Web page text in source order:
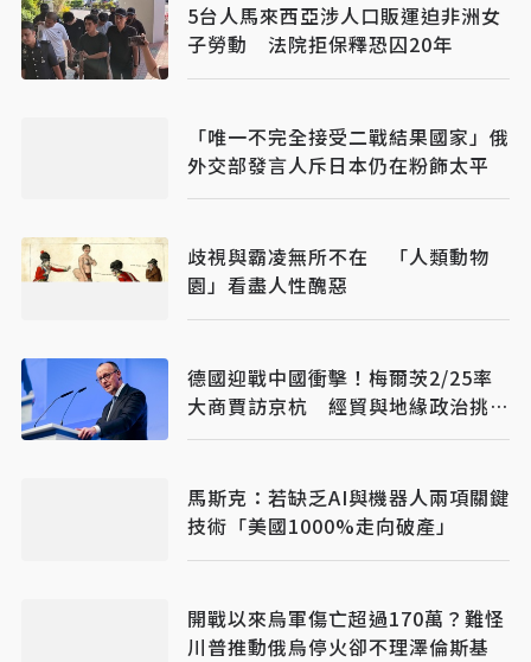
5台人馬來西亞涉人口販運迫非洲女
子勞動 法院拒保釋恐囚20年
「唯一不完全接受二戰結果國家」俄
外交部發言人斥日本仍在粉飾太平
歧視與霸凌無所不在 「人類動物
園」看盡人性醜惡
德國迎戰中國衝擊！梅爾茨2/25率
大商賈訪京杭 經貿與地緣政治挑戰
並行
馬斯克：若缺乏AI與機器人兩項關鍵
技術「美國1000%走向破產」
開戰以來烏軍傷亡超過170萬？難怪
川普推動俄烏停火卻不理澤倫斯基